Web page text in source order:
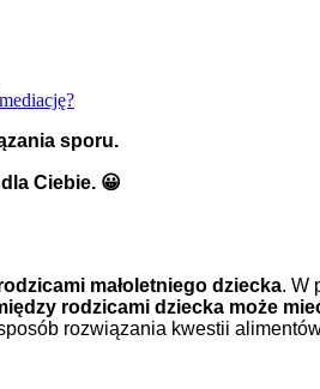
sporu.
Ciebie. 😀
małoletniego dziecka. W
rodzicami dziecka może
rozwiązania kwestii